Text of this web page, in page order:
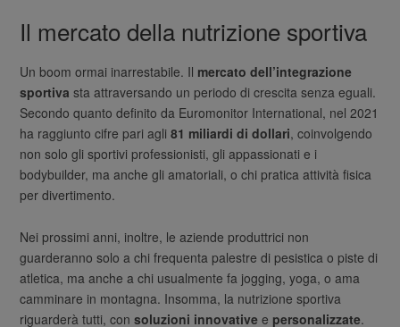
Il mercato della nutrizione sportiva
Un boom ormai inarrestabile. Il mercato dell’integrazione
sportiva sta attraversando un periodo di crescita senza eguali.
Secondo quanto definito da Euromonitor International, nel 2021
ha raggiunto cifre pari agli81 miliardi di dollari, coinvolgendo
non solo gli sportivi professionisti, gli appassionati e i
bodybuilder, ma anche gli amatoriali, o chi pratica attività fisica
per divertimento.
Nei prossimi anni, inoltre, le aziende produttrici non
guarderanno solo a chi frequenta palestre di pesistica o piste di
atletica, ma anche a chi usualmente fa jogging, yoga, o ama
camminare in montagna. Insomma, la nutrizione sportiva
riguarderà tutti, consoluzioni innovativee personalizzate.